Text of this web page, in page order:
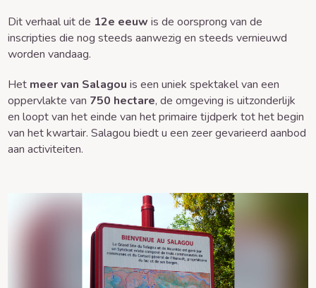
Dit verhaal uit de 12e eeuw is de oorsprong van de
inscripties die nog steeds aanwezig en steeds vernieuwd
worden vandaag.
Het meer van Salagou is een uniek spektakel van een
oppervlakte van 750 hectare, de omgeving is uitzonderlijk
en loopt van het einde van het primaire tijdperk tot het begin
van het kwartair. Salagou biedt u een zeer gevarieerd aanbod
aan activiteiten.